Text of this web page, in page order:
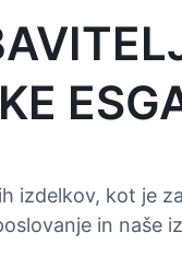
izdelkov, kot je
in naše